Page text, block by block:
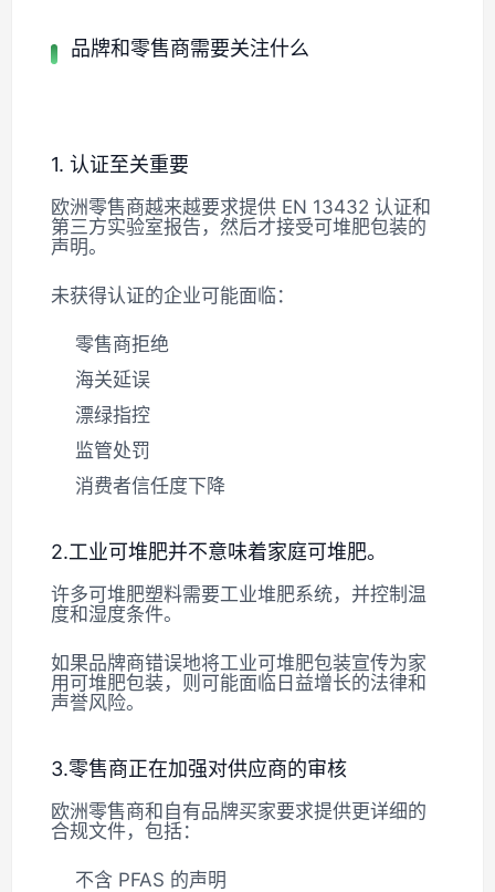
品牌和零售商需要关注什么
1. 认证至关重要
欧洲零售商越来越要求提供 EN 13432 认证和
第三方实验室报告，然后才接受可堆肥包装的
声明。
未获得认证的企业可能面临：
零售商拒绝
海关延误
漂绿指控
监管处罚
消费者信任度下降
2.工业可堆肥并不意味着家庭可堆肥。
许多可堆肥塑料需要工业堆肥系统，并控制温
度和湿度条件。
如果品牌商错误地将工业可堆肥包装宣传为家
用可堆肥包装，则可能面临日益增长的法律和
声誉风险。
3.零售商正在加强对供应商的审核
欧洲零售商和自有品牌买家要求提供更详细的
合规文件，包括：
不含 PFAS 的声明